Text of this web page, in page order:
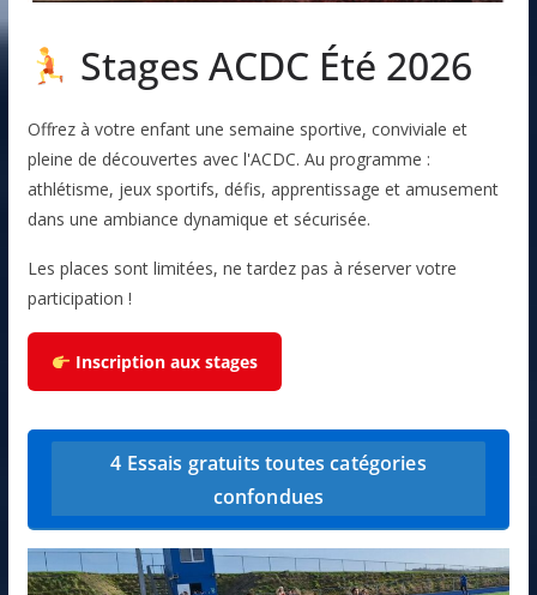
Stages ACDC Été 2026
Offrez à votre enfant une semaine sportive, conviviale et
pleine de découvertes avec l'ACDC. Au programme :
athlétisme, jeux sportifs, défis, apprentissage et amusement
dans une ambiance dynamique et sécurisée.
Les places sont limitées, ne tardez pas à réserver votre
participation !
Inscription aux stages
4 Essais gratuits toutes catégories
confondues